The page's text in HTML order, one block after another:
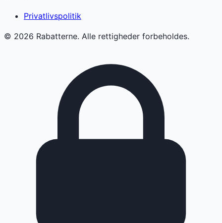
Privatlivspolitik
© 2026 Rabatterne. Alle rettigheder forbeholdes.